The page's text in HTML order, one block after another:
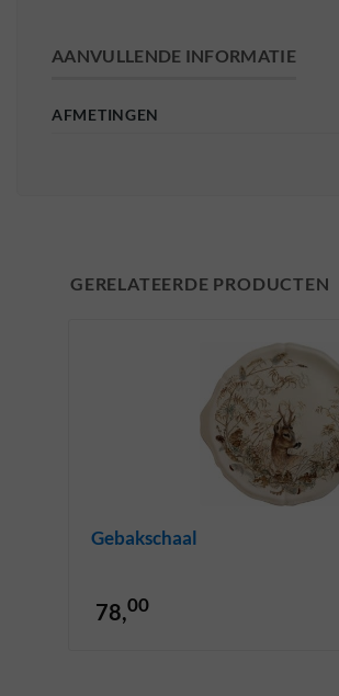
AANVULLENDE INFORMATIE
AFMETINGEN
GERELATEERDE PRODUCTEN
Gebakschaal
78,00